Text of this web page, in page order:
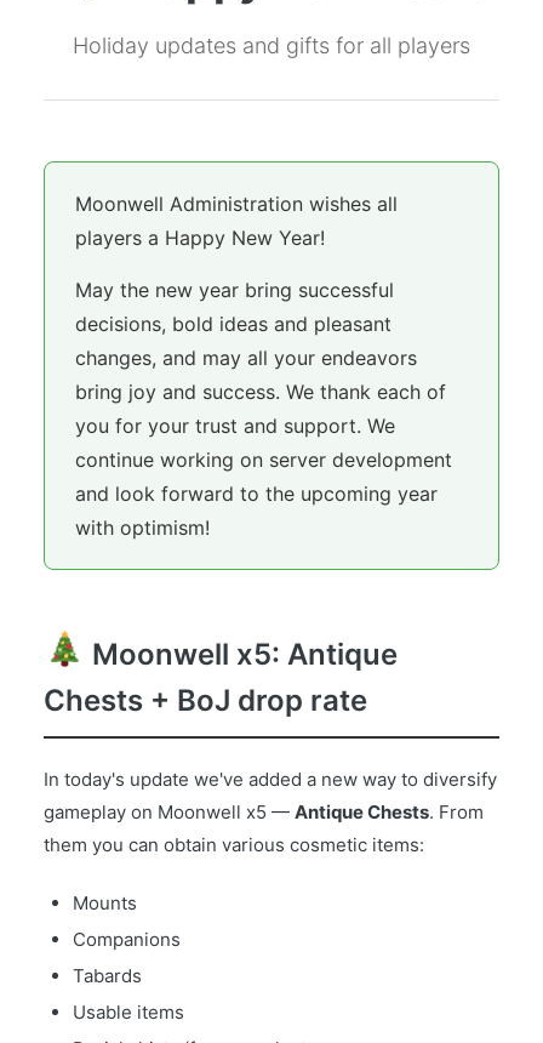
Holiday updates and gifts for all players
Moonwell Administration wishes all
players a Happy New Year!
May the new year bring successful
decisions, bold ideas and pleasant
changes, and may all your endeavors
bring joy and success. We thank each of
you for your trust and support. We
continue working on server development
and look forward to the upcoming year
with optimism!
Moonwell x5: Antique
Chests + BoJ drop rate
In today's update we've added a new way to diversify
gameplay on Moonwell x5 — Antique Chests. From
them you can obtain various cosmetic items:
Mounts
Companions
Tabards
Usable items